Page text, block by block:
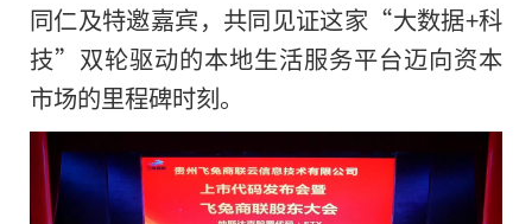
同仁及特邀嘉宾，共同见证这家“大数据+科
技”双轮驱动的本地生活服务平台迈向资本
市场的里程碑时刻。